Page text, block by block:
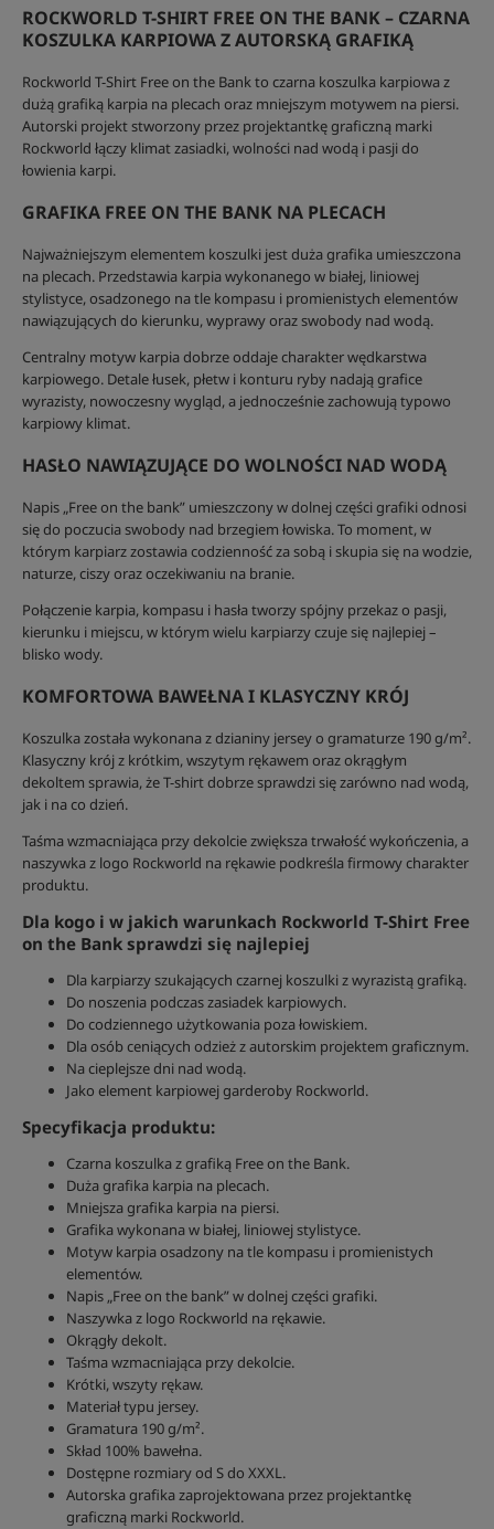
ROCKWORLD T-SHIRT FREE ON THE BANK – CZARNA
KOSZULKA KARPIOWA Z AUTORSKĄ GRAFIKĄ
Rockworld T-Shirt Free on the Bank to czarna koszulka karpiowa z
dużą grafiką karpia na plecach oraz mniejszym motywem na piersi.
Autorski projekt stworzony przez projektantkę graficzną marki
Rockworld łączy klimat zasiadki, wolności nad wodą i pasji do
łowienia karpi.
GRAFIKA FREE ON THE BANK NA PLECACH
Najważniejszym elementem koszulki jest duża grafika umieszczona
na plecach. Przedstawia karpia wykonanego w białej, liniowej
stylistyce, osadzonego na tle kompasu i promienistych elementów
nawiązujących do kierunku, wyprawy oraz swobody nad wodą.
Centralny motyw karpia dobrze oddaje charakter wędkarstwa
karpiowego. Detale łusek, płetw i konturu ryby nadają grafice
wyrazisty, nowoczesny wygląd, a jednocześnie zachowują typowo
karpiowy klimat.
HASŁO NAWIĄZUJĄCE DO WOLNOŚCI NAD WODĄ
Napis „Free on the bank” umieszczony w dolnej części grafiki odnosi
się do poczucia swobody nad brzegiem łowiska. To moment, w
którym karpiarz zostawia codzienność za sobą i skupia się na wodzie,
naturze, ciszy oraz oczekiwaniu na branie.
Połączenie karpia, kompasu i hasła tworzy spójny przekaz o pasji,
kierunku i miejscu, w którym wielu karpiarzy czuje się najlepiej –
blisko wody.
KOMFORTOWA BAWEŁNA I KLASYCZNY KRÓJ
Koszulka została wykonana z dzianiny jersey o gramaturze 190 g/m².
Klasyczny krój z krótkim, wszytym rękawem oraz okrągłym
dekoltem sprawia, że T-shirt dobrze sprawdzi się zarówno nad wodą,
jak i na co dzień.
Taśma wzmacniająca przy dekolcie zwiększa trwałość wykończenia, a
naszywka z logo Rockworld na rękawie podkreśla firmowy charakter
produktu.
Dla kogo i w jakich warunkach Rockworld T-Shirt Free
on the Bank sprawdzi się najlepiej
Dla karpiarzy szukających czarnej koszulki z wyrazistą grafiką.
Do noszenia podczas zasiadek karpiowych.
Do codziennego użytkowania poza łowiskiem.
Dla osób ceniących odzież z autorskim projektem graficznym.
Na cieplejsze dni nad wodą.
Jako element karpiowej garderoby Rockworld.
Specyfikacja produktu:
Czarna koszulka z grafiką Free on the Bank.
Duża grafika karpia na plecach.
Mniejsza grafika karpia na piersi.
Grafika wykonana w białej, liniowej stylistyce.
Motyw karpia osadzony na tle kompasu i promienistych
elementów.
Napis „Free on the bank” w dolnej części grafiki.
Naszywka z logo Rockworld na rękawie.
Okrągły dekolt.
Taśma wzmacniająca przy dekolcie.
Krótki, wszyty rękaw.
Materiał typu jersey.
Gramatura 190 g/m².
Skład 100% bawełna.
Dostępne rozmiary od S do XXXL.
Autorska grafika zaprojektowana przez projektantkę
graficzną marki Rockworld.